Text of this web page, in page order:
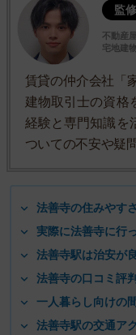
監修
不動産
宅地建
賃貸の仲介会社「
建物取引士の資格
経験と専門知識を
ついての不安や疑
法善寺の住みやす
実際に法善寺に行
法善寺駅は治安が
法善寺の口コミ評
一人暮らし向けの
法善寺駅の交通ア